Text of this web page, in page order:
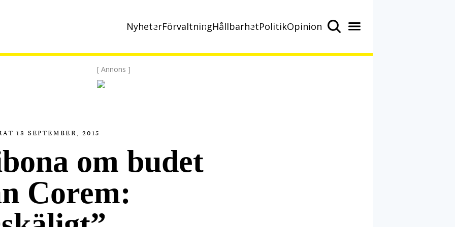
NyheterFörvaltningHållbarhetPolitikOpinion
[ Annons ]
18 SEPTEMBER, 2015
om budet
Corem: